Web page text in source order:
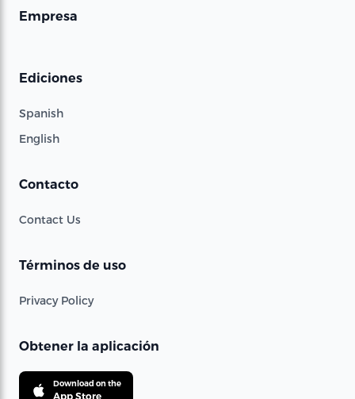
Empresa
Ediciones
Spanish
English
Contacto
Contact Us
Términos de uso
Privacy Policy
Obtener la aplicación
Download on the
App Store